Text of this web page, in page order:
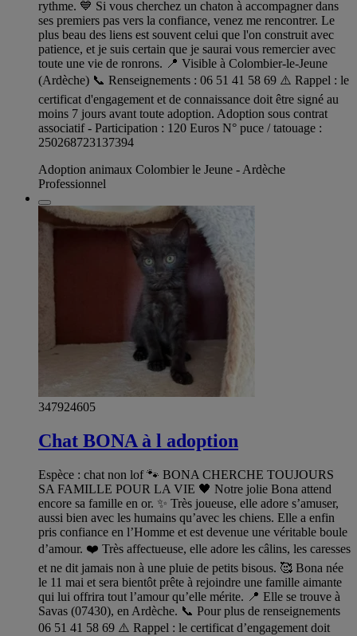
rythme. 💙 Si vous cherchez un chaton à accompagner dans
ses premiers pas vers la confiance, venez me rencontrer. Le
plus beau des liens est souvent celui que l'on construit avec
patience, et je suis certain que je saurai vous remercier avec
toute une vie de ronrons. 📍 Visible à Colombier-le-Jeune
(Ardèche) 📞 Renseignements : 06 51 41 58 69 ⚠️ Rappel : le
certificat d'engagement et de connaissance doit être signé au
moins 7 jours avant toute adoption. Adoption sous contrat
associatif - Participation : 120 Euros N° puce / tatouage :
250268723137394
Adoption animaux Colombier le Jeune - Ardèche
Professionnel
347924605
Chat BONA à l adoption
Espèce : chat non lof 🐾 BONA CHERCHE TOUJOURS
SA FAMILLE POUR LA VIE 🖤 Notre jolie Bona attend
encore sa famille en or. ✨ Très joueuse, elle adore s’amuser,
aussi bien avec les humains qu’avec les chiens. Elle a enfin
pris confiance en l’Homme et est devenue une véritable boule
d’amour. ❤️ Très affectueuse, elle adore les câlins, les caresses
et ne dit jamais non à une pluie de petits bisous. 🥰 Bona née
le 11 mai et sera bientôt prête à rejoindre une famille aimante
qui lui offrira tout l’amour qu’elle mérite. 📍 Elle se trouve à
Savas (07430), en Ardèche. 📞 Pour plus de renseignements
06 51 41 58 69 ⚠️ Rappel : le certificat d’engagement doit